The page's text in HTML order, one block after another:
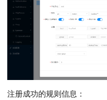
注册成功的规则信息：